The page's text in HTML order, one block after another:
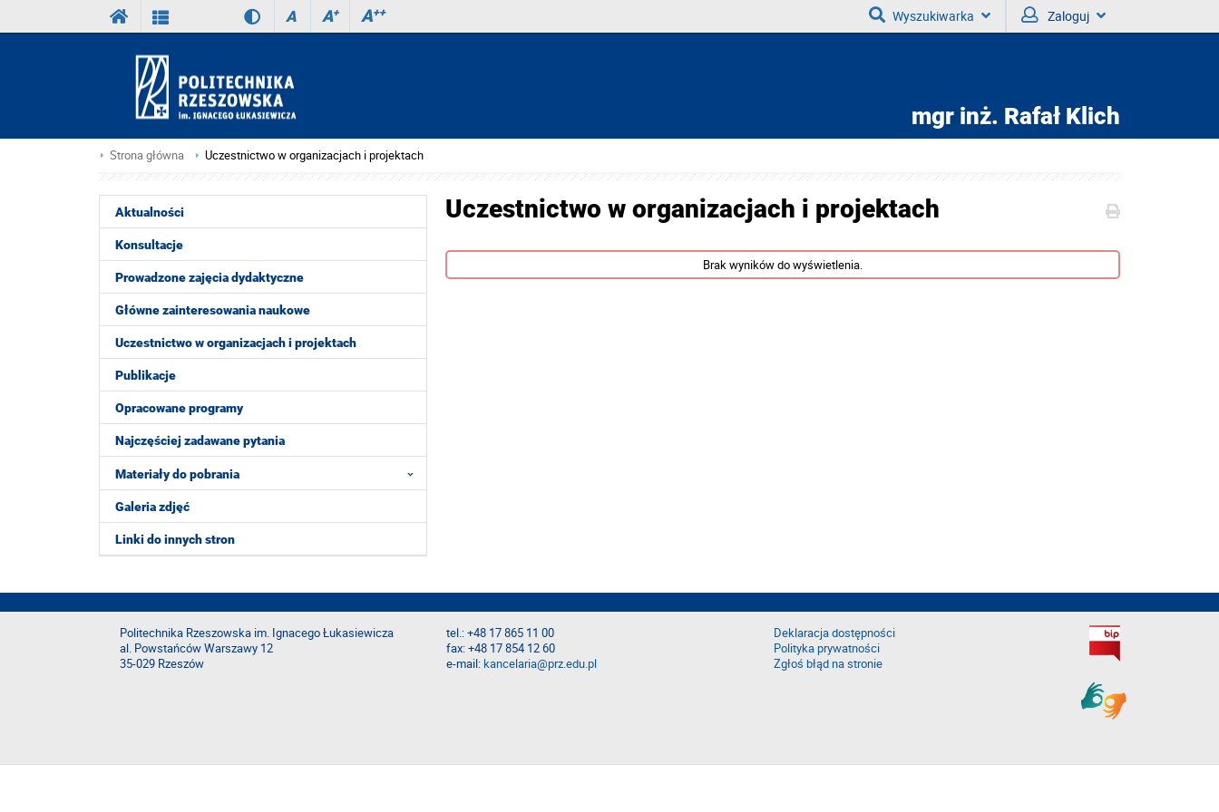
A A+ A++ Wyszukiwarka Zaloguj
mgr inż. Rafał Klich
Strona główna Uczestnictwo w organizacjach i projektach
Aktualności
Konsultacje
Prowadzone zajęcia dydaktyczne
Główne zainteresowania naukowe
Uczestnictwo w organizacjach i projektach
Publikacje
Opracowane programy
Najczęściej zadawane pytania
Materiały do pobrania
Galeria zdjęć
Linki do innych stron
Uczestnictwo w organizacjach i projektach
Brak wyników do wyświetlenia.
Politechnika Rzeszowska im. Ignacego Łukasiewicza
al. Powstańców Warszawy 12
35-029 Rzeszów
tel.: +48 17 865 11 00
fax: +48 17 854 12 60
e-mail:kancelaria@prz.edu.pl
Deklaracja dostępności
Polityka prywatności
Zgłoś błąd na stronie